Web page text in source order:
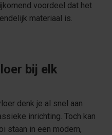
voordeel dat het
materiaal is.
bij elk
denk je al snel aan
inrichting. Toch kan
staan in een modern,